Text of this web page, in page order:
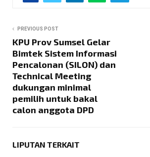
PREVIOUS POST
KPU Prov Sumsel Gelar
Bimtek Sistem Informasi
Pencalonan (SILON) dan
Technical Meeting
dukungan minimal
pemilih untuk bakal
calon anggota DPD
LIPUTAN TERKAIT